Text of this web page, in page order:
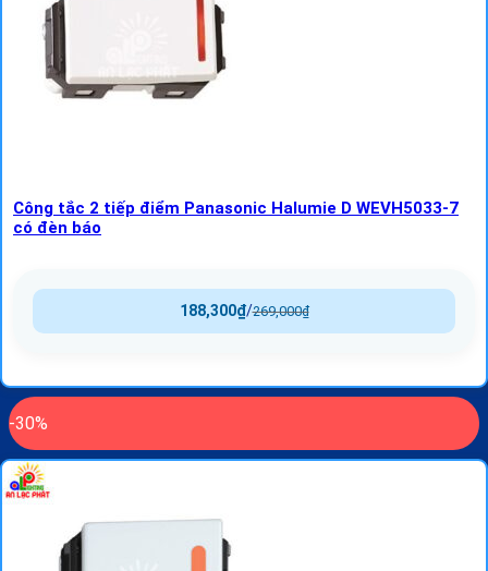
Công tắc 2 tiếp điểm Panasonic Halumie D WEVH5033-7
có đèn báo
269,000₫
/
188,300₫
-30%